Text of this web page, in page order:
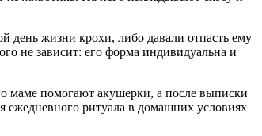
день жизни крохи, либо давали отпасть ему
не зависит: его форма индивидуальна и
маме помогают акушерки, а после выписки
ежедневного ритуала в домашних условиях